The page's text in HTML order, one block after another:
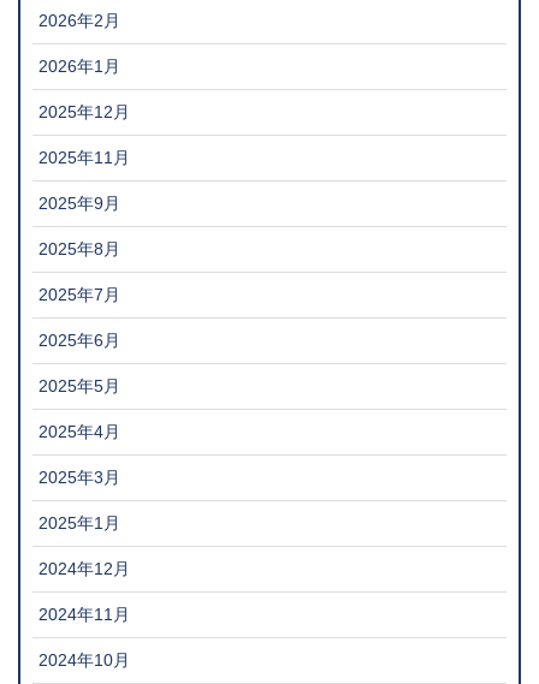
2026年2月
2026年1月
2025年12月
2025年11月
2025年9月
2025年8月
2025年7月
2025年6月
2025年5月
2025年4月
2025年3月
2025年1月
2024年12月
2024年11月
2024年10月